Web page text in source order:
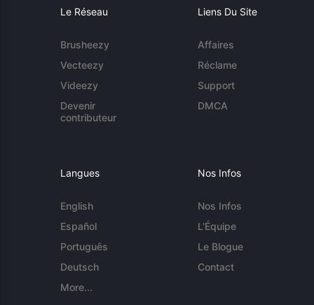
Le Réseau
Brusheezy
Vecteezy
Videezy
Devenir
contributeur
Liens Du Site
Affaires
Réclame
Support
DMCA
Langues
English
Español
Português
Deutsch
More...
Nos Infos
Nos Infos
L'Équipe
Le Blogue
Contact